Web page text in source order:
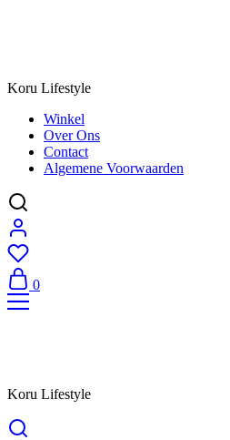
Koru Lifestyle
Winkel
Over Ons
Contact
Algemene Voorwaarden
0
Koru Lifestyle